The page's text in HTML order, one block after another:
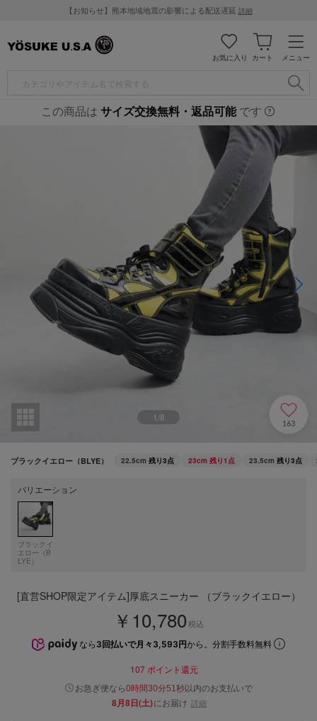
【お知らせ】熊本地域地震の影響による配送遅延 詳細
メニュー
カート
お気に入り
この商品は サイズ交換無料・返品可能です
1/8
163
ブラックイエロー（BLYE） 22.5cm 残り3点 23cm 残り1点 23.5cm 残り3点
バリエーション
ブラックイ
エロー（B
LYE）
[直営SHOP限定アイテム]厚底スニーカー （ブラックイエロー）
￥10,780 税込
なら 3回払いで月々3,593円から。分割手数料無料
107ポイント還元
お急ぎ便なら0時間30分51秒以内のお支払いで
8月8日(土)にお届け 詳細